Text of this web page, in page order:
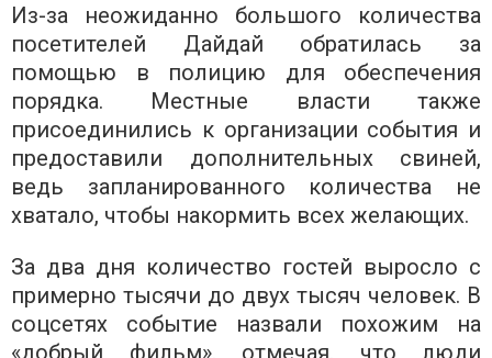
Из-за неожиданно большого количества
посетителей Дайдай обратилась за
помощью в полицию для обеспечения
порядка. Местные власти также
присоединились к организации события и
предоставили дополнительных свиней,
ведь запланированного количества не
хватало, чтобы накормить всех желающих.
За два дня количество гостей выросло с
примерно тысячи до двух тысяч человек. В
соцсетях событие назвали похожим на
«добрый фильм», отмечая, что люди